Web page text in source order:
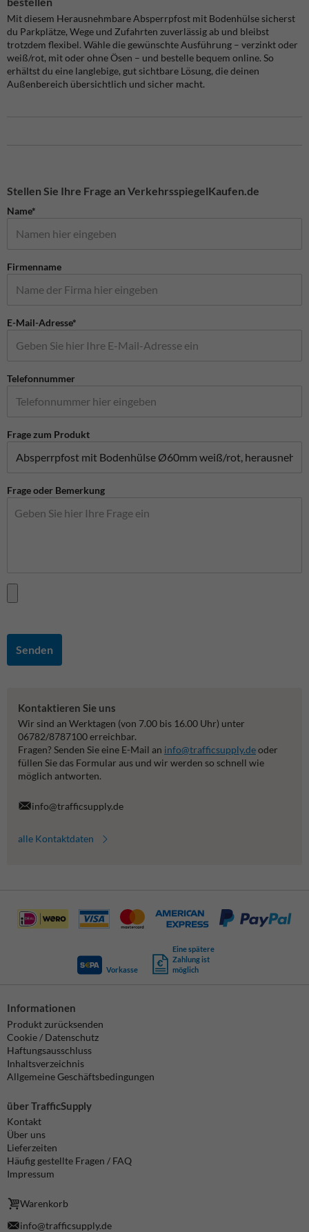
Mit diesem Herausnehmbare Absperrpfost mit Bodenhülse sicherst
du Parkplätze, Wege und Zufahrten zuverlässig ab und bleibst
trotzdem flexibel. Wähle die gewünschte Ausführung – verzinkt oder
weiß/rot, mit oder ohne Ösen – und bestelle bequem online. So
erhältst du eine langlebige, gut sichtbare Lösung, die deinen
Außenbereich übersichtlich und sicher macht.
Stellen Sie Ihre Frage an VerkehrsspiegelKaufen.de
Name*
Firmenname
E-Mail-Adresse*
Telefonnummer
Frage zum Produkt
Frage oder Bemerkung
Senden
Kontaktieren Sie uns
Wir sind an Werktagen (von 7.00 bis 16.00 Uhr) unter
06782/8787100 erreichbar.
Fragen? Senden Sie eine E-Mail an info@trafficsupply.deoder
füllen Sie das Formular aus und wir werden so schnell wie
möglich antworten.
info@trafficsupply.de
alle Kontaktdaten
Vorkasse
Eine spätere
Zahlung ist
möglich
Informationen
Produkt zurücksenden
Cookie / Datenschutz
Haftungsausschluss
Inhaltsverzeichnis
Allgemeine Geschäftsbedingungen
über TrafficSupply
Kontakt
Über uns
Lieferzeiten
Häufig gestellte Fragen / FAQ
Impressum
Warenkorb
info@trafficsupply.de